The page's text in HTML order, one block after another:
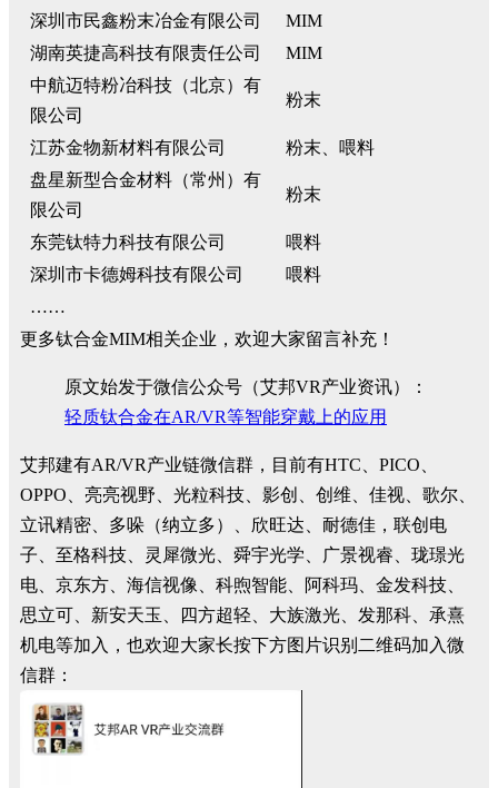
深圳市民鑫粉末冶金有限公司
MIM
湖南英捷高科技有限责任公司
MIM
中航迈特粉冶科技（北京）有
限公司
粉末
江苏金物新材料有限公司
粉末、喂料
盘星新型合金材料（常州）有
限公司
粉末
东莞钛特力科技有限公司
喂料
深圳市卡德姆科技有限公司
喂料
……
更多钛合金MIM相关企业，欢迎大家留言补充！
原文始发于微信公众号（艾邦VR产业资讯）：
轻质钛合金在AR/VR等智能穿戴上的应用
艾邦建有AR/VR产业链微信群，目前有HTC、PICO、
OPPO、亮亮视野、光粒科技、影创、创维、佳视、歌尔、
立讯精密、多哚（纳立多）、欣旺达、耐德佳，联创电
子、至格科技、灵犀微光、舜宇光学、广景视睿、珑璟光
电、京东方、海信视像、科煦智能、阿科玛、金发科技、
思立可、新安天玉、四方超轻、大族激光、发那科、承熹
机电等加入，也欢迎大家长按下方图片识别二维码加入微
信群：